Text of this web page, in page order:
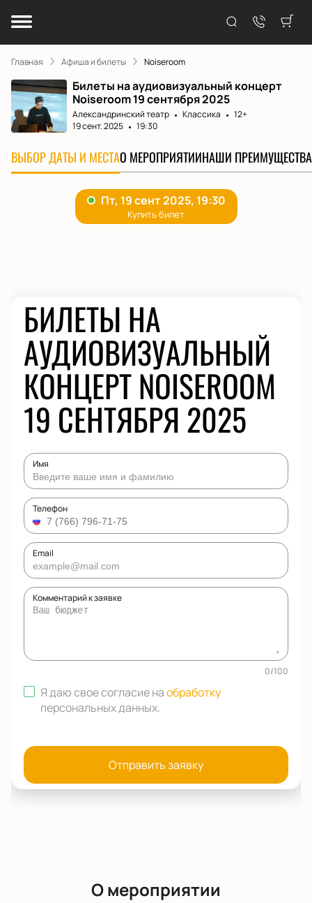
Главная Афиша и билеты Noiseroom
Билеты на аудиовизуальный концерт
Noiseroom 19 сентября 2025
Александринский театр Классика
12+
19 сент. 2025
19:30
ВЫБОР ДАТЫ И МЕСТАО МЕРОПРИЯТИИНАШИ ПРЕИМУЩЕСТВА
БИЛЕТЫ НА
АУДИОВИЗУАЛЬНЫЙ
КОНЦЕРТ NOISEROOM
19 СЕНТЯБРЯ 2025
Имя
Телефон
Email
Комментарий к заявке
0/100
Я даю свое согласие наобработку
персональных данных.
Отправить заявку
О мероприятии